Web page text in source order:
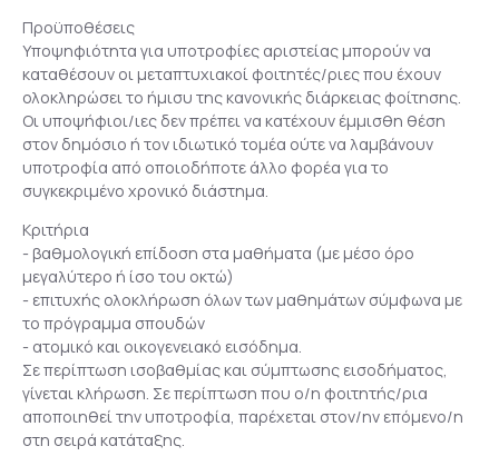
Προϋποθέσεις
Υποψηφιότητα για υποτροφίες αριστείας μπορούν να
καταθέσουν οι μεταπτυχιακοί φοιτητές/ριες που έχουν
ολοκληρώσει το ήμισυ της κανονικής διάρκειας φοίτησης.
Οι υποψήφιοι/ιες δεν πρέπει να κατέχουν έμμισθη θέση
στον δημόσιο ή τον ιδιωτικό τομέα ούτε να λαμβάνουν
υποτροφία από οποιοδήποτε άλλο φορέα για το
συγκεκριμένο χρονικό διάστημα.
Κριτήρια
- βαθμολογική επίδοση στα μαθήματα (με μέσο όρο
μεγαλύτερο ή ίσο του οκτώ)
- επιτυχής ολοκλήρωση όλων των μαθημάτων σύμφωνα με
το πρόγραμμα σπουδών
- ατομικό και οικογενειακό εισόδημα.
Σε περίπτωση ισοβαθμίας και σύμπτωσης εισοδήματος,
γίνεται κλήρωση. Σε περίπτωση που ο/η φοιτητής/ρια
αποποιηθεί την υποτροφία, παρέχεται στον/ην επόμενο/η
στη σειρά κατάταξης.